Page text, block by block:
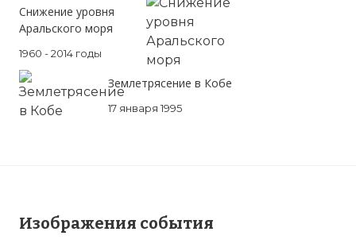
Снижение уровня
Аральского моря
1960 - 2014 годы
Землетрясение в Кобе
17 января 1995
Изображения события